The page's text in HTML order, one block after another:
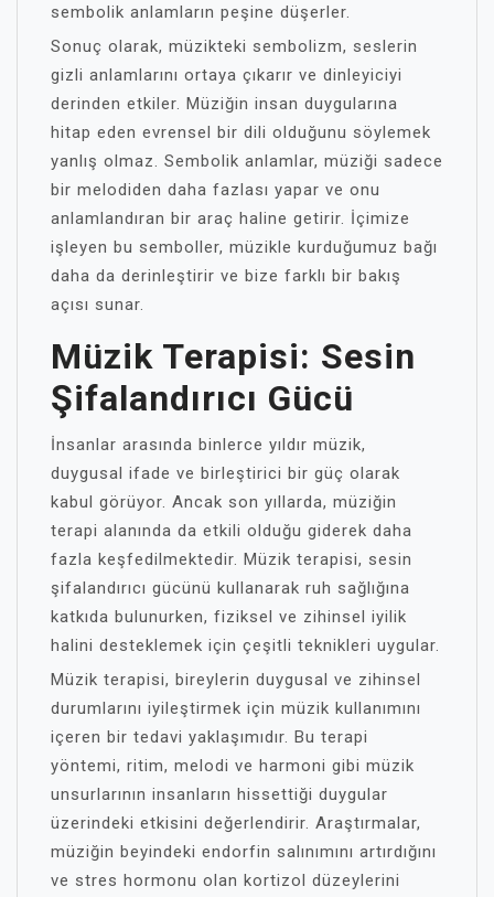
sembolik anlamların peşine düşerler.
Sonuç olarak, müzikteki sembolizm, seslerin
gizli anlamlarını ortaya çıkarır ve dinleyiciyi
derinden etkiler. Müziğin insan duygularına
hitap eden evrensel bir dili olduğunu söylemek
yanlış olmaz. Sembolik anlamlar, müziği sadece
bir melodiden daha fazlası yapar ve onu
anlamlandıran bir araç haline getirir. İçimize
işleyen bu semboller, müzikle kurduğumuz bağı
daha da derinleştirir ve bize farklı bir bakış
açısı sunar.
Müzik Terapisi: Sesin
Şifalandırıcı Gücü
İnsanlar arasında binlerce yıldır müzik,
duygusal ifade ve birleştirici bir güç olarak
kabul görüyor. Ancak son yıllarda, müziğin
terapi alanında da etkili olduğu giderek daha
fazla keşfedilmektedir. Müzik terapisi, sesin
şifalandırıcı gücünü kullanarak ruh sağlığına
katkıda bulunurken, fiziksel ve zihinsel iyilik
halini desteklemek için çeşitli teknikleri uygular.
Müzik terapisi, bireylerin duygusal ve zihinsel
durumlarını iyileştirmek için müzik kullanımını
içeren bir tedavi yaklaşımıdır. Bu terapi
yöntemi, ritim, melodi ve harmoni gibi müzik
unsurlarının insanların hissettiği duygular
üzerindeki etkisini değerlendirir. Araştırmalar,
müziğin beyindeki endorfin salınımını artırdığını
ve stres hormonu olan kortizol düzeylerini